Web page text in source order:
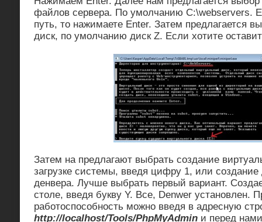
файлов сервера. По умолчанию C:\webservers.
путь, то нажимаете Enter. Затем предлагается
диск, по умолчанию диск Z. Если хотите
Затем на предлагают выбрать создание
загрузке системы, введя цифру 1, или создание
денвера. Лучше выбрать первый вариант.
столе, введя букву Y. Все, Denwer установлен.
работоспособность можно введя в адресную
http://localhost/Tools/PhpMyAdmin и перед